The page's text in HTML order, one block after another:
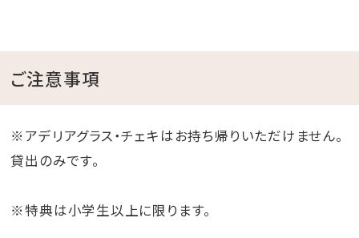
ご注意事項
※アデリアグラス・チェキはお持ち帰りいただけません。
貸出のみです。
※特典は小学生以上に限ります。